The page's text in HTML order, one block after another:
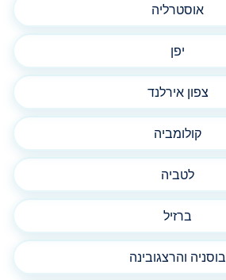
אוסטרליה
יפן
צפון אירלנד
קולומביה
לטביה
ברזיל
בוסניה והרצגובינה